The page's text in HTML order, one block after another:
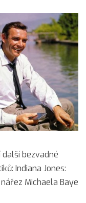
bezvadné
Indiana Jones:
Michaela Baye